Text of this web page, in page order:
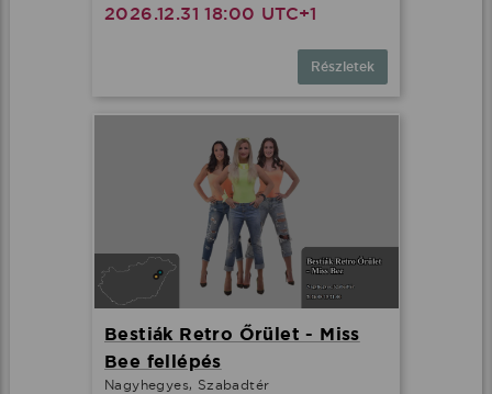
2026.12.31 18:00 UTC+1
Részletek
Bestiák Retro Őrület - Miss
Bee fellépés
Nagyhegyes, Szabadtér